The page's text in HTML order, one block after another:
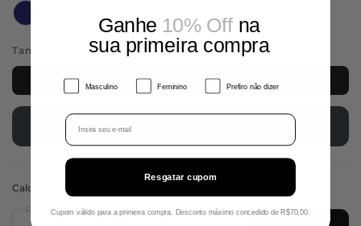
Tamanho:
Adicionar ao carrinho
Calcular frete
CEP
Ganhe 10% Off​ na
sua primeira compra
Gênero
Masculino Feminino Prefiro não dizer
Email
Resgatar cupom
Cupom válido para a primeira compra. Desconto máximo concedido de R$70,00.